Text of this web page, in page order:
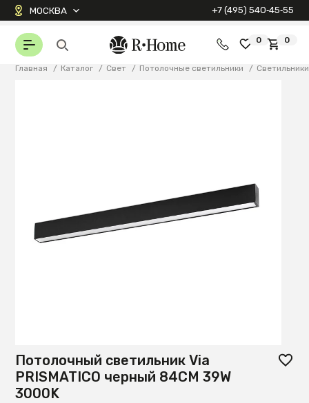
МОСКВА +7 (495) 540‑45‑55
0 0
Главная / Каталог / Свет / Потолочные светильники / Светильники
Потолочный светильник Via
PRISMATICO черный 84CM 39W
3000K